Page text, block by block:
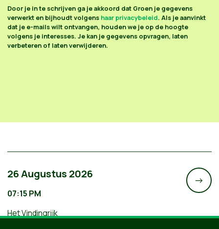
Door je in te schrijven ga je akkoord dat Groen je gegevens
verwerkt en bijhoudt volgens haar privacybeleid. Als je aanvinkt
dat je e-mails wilt ontvangen, houden we je op de hoogte
volgens je interesses. Je kan je gegevens opvragen, laten
verbeteren of laten verwijderen.
26 Augustus 2026
07:15 PM
Het Vindingrijk
->